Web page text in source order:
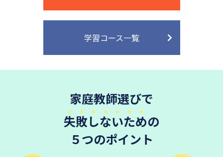
学習コース一覧
家庭教師選びで
失敗しないための
５つのポイント